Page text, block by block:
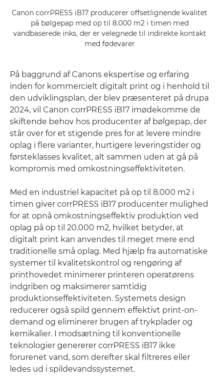
Canon corrPRESS iB17 producerer offsetlignende kvalitet
på bølgepap med op til 8.000 m2 i timen med
vandbaserede inks, der er velegnede til indirekte kontakt
med fødevarer
På baggrund af Canons ekspertise og erfaring
inden for kommercielt digitalt print og i henhold til
den udviklingsplan, der blev præsenteret på drupa
2024, vil Canon corrPRESS iB17 imødekomme de
skiftende behov hos producenter af bølgepap, der
står over for et stigende pres for at levere mindre
oplag i flere varianter, hurtigere leveringstider og
førsteklasses kvalitet, alt sammen uden at gå på
kompromis med omkostningseffektiviteten.
Med en industriel kapacitet på op til 8.000 m2 i
timen giver corrPRESS iB17 producenter mulighed
for at opnå omkostningseffektiv produktion ved
oplag på op til 20.000 m2, hvilket betyder, at
digitalt print kan anvendes til meget mere end
traditionelle små oplag. Med hjælp fra automatiske
systemer til kvalitetskontrol og rengøring af
printhovedet minimerer printeren operatørens
indgriben og maksimerer samtidig
produktionseffektiviteten. Systemets design
reducerer også spild gennem effektivt print-on-
demand og eliminerer brugen af trykplader og
kemikalier. I modsætning til konventionelle
teknologier genererer corrPRESS iB17 ikke
forurenet vand, som derefter skal filtreres eller
ledes ud i spildevandssystemet.